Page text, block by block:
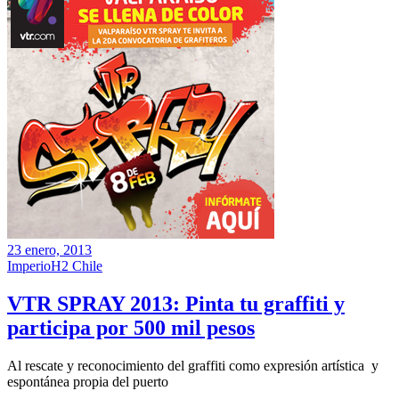
23 enero, 2013
ImperioH2 Chile
VTR SPRAY 2013: Pinta tu graffiti y
participa por 500 mil pesos
Al rescate y reconocimiento del graffiti como expresión artística y
espontánea propia del puerto